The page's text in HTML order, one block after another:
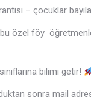
– çocuklar
özel föy
bilimi getir!
sonra mail